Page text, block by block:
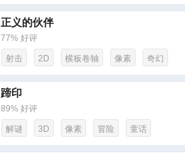
正义的伙伴
77% 好评
射击 2D 横板卷轴 像素 奇幻
蹄印
89% 好评
解谜 3D 像素 冒险 童话